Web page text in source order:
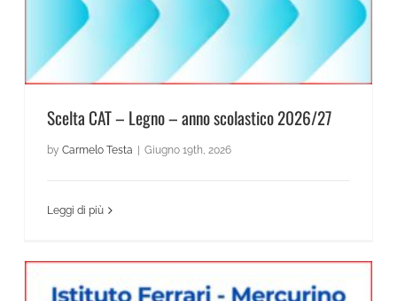
Scelta CAT – Legno – anno scolastico 2026/27
byCarmelo Testa | Giugno 19th, 2026
Leggi di più